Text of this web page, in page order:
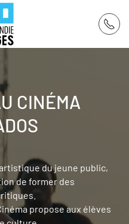
CINÉMA
du jeune public,
de former des
propose aux élèves